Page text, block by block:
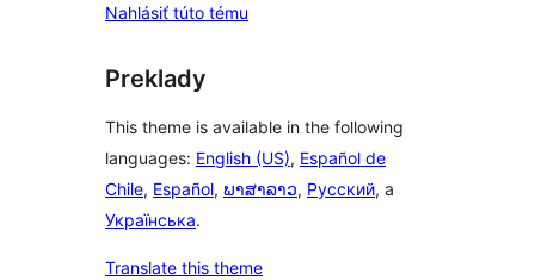
Nahlásiť túto tému
Preklady
This theme is available in the following
languages: English (US), Español de
Chile, Español, ພາສາລາວ, Русский, a
Українська.
Translate this theme